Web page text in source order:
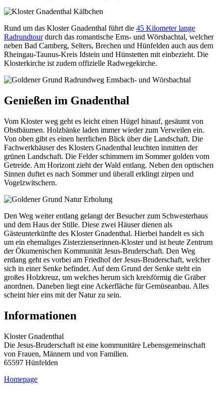
Rund um das Kloster Gnadenthal führt die 45 Kilometer lange
Radrundtourdurch das romantische Ems- und Wörsbachtal, welcher
neben Bad Camberg, Selters, Brechen und Hünfelden auch aus dem
Rheingau-Taunus-Kreis Idstein und Hünstetten mit einbezieht. Die
Klosterkirche ist zudem offizielle Radwegekirche.
Genießen im Gnadenthal
Vom Kloster weg geht es leicht einen Hügel hinauf, gesäumt von
Obstbäumen. Holzbänke laden immer wieder zum Verweilen ein.
Von oben gibt es einen herrlichen Blick über die Landschaft. Die
Fachwerkhäuser des Klosters Gnadenthal leuchten inmitten der
grünen Landschaft. Die Felder schimmern im Sommer golden vom
Getreide. Am Horizont zieht der Wald entlang. Neben den optischen
Sinnen duftet es nach Sommer und überall erklingt zirpen und
Vogelzwitschern.
Den Weg weiter entlang gelangt der Besucher zum Schwesterhaus
und dem Haus der Stille. Diese zwei Häuser dienen als
Gästeunterkünfte des Kloster Gnadenthal. Hierbei handelt es sich
um ein ehemaliges Zisterzienserinnen-Kloster und ist heute Zentrum
der Ökumenischen Kommunität Jesus-Bruderschaft. Den Weg
entlang geht es vorbei am Friedhof der Jesus-Bruderschaft, welcher
sich in einer Senke befindet. Auf dem Grund der Senke steht ein
großes Holzkreuz, um welches herum sich kreisförmig die Gräber
anordnen. Daneben liegt eine Ackerfläche für Gemüseanbau. Alles
scheint hier eins mit der Natur zu sein.
Informationen
Kloster Gnadenthal
Die Jesus-Bruderschaft ist eine kommunitäre Lebensgemeinschaft
von Frauen, Männern und von Familien.
65597 Hünfelden
Homepage